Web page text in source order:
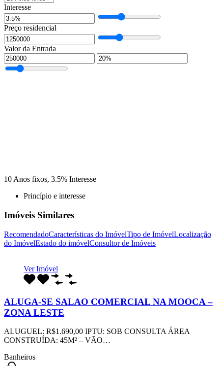
Interesse
Preço residencial
Valor da Entrada
10Anos fixos, 3.5% Interesse
Princípio e interesse
Imóveis Similares
RecomendadoCaracterísticas do ImóvelTipo de ImóvelLocalização
do ImóvelEstado do imóvelConsultor de Imóveis
Ver Imóvel
ALUGA-SE SALAO COMERCIAL NA MOOCA –
ZONA LESTE
ALUGUEL: R$1.690,00 IPTU: SOB CONSULTA ÁREA
CONSTRUÍDA: 45M² – VÃO…
Banheiros